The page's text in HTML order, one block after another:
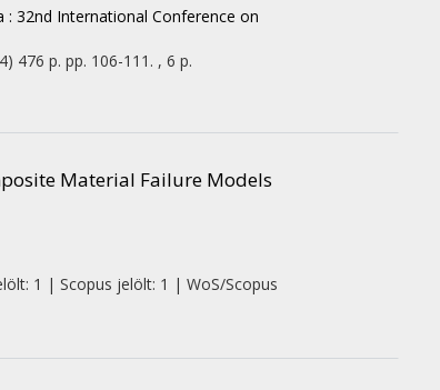
: 32nd International Conference on
476 p. pp. 106-111. , 6 p.
Material Failure Models
1 | Scopus jelölt: 1 | WoS/Scopus